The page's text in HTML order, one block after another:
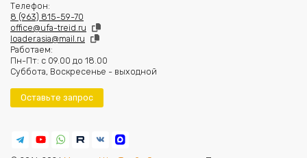
Телефон:
8 (963) 815-59-70
office@ufa-treid.ru
loader.asia@mail.ru
Работаем:
Пн-Пт: с 09.00 до 18.00
Суббота, Воскресенье - выходной
Оставьте запрос